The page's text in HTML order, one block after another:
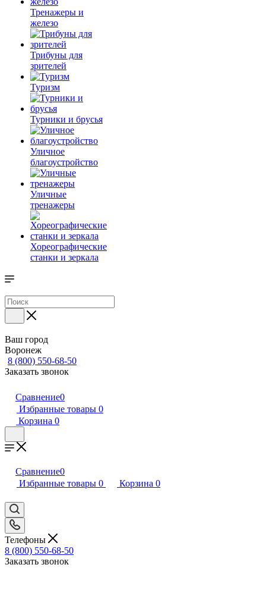
Тренажеры и
железо
Трибуны для
зрителей
Туризм
Турники и брусья
Уличное
благоустройство
Уличные
тренажеры
Хореографические
станки и зеркала
Ваш город
Воронеж
8 (800) 550-68-50
Заказать звонок
Сравнение0
Избранные товары 0
Корзина 0
Сравнение0
Избранные товары 0 Корзина 0
Телефоны
8 (800) 550-68-50
Заказать звонок